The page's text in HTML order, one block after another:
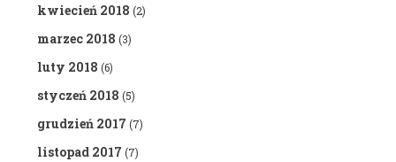
kwiecień 2018 (2)
marzec 2018 (3)
luty 2018 (6)
styczeń 2018 (5)
grudzień 2017 (7)
listopad 2017 (7)